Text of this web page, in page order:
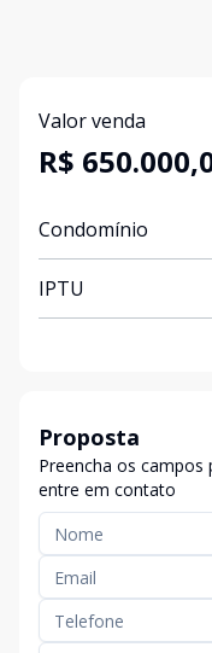
Valor venda
R$
Condomínio
IPTU
Proposta
Preencha os campos
entre em contato